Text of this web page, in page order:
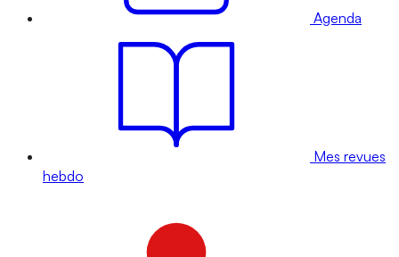
Agenda
Mes revues
hebdo